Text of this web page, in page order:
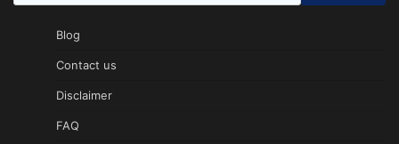
Blog
Contact us
Disclaimer
FAQ